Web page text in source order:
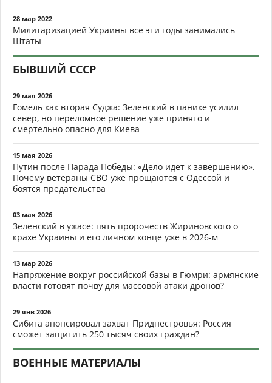
28 мар 2022
Милитаризацией Украины все эти годы занимались
Штаты
БЫВШИЙ СССР
29 мая 2026
Гомель как вторая Суджа: Зеленский в панике усилил
север, но переломное решение уже принято и
смертельно опасно для Киева
15 мая 2026
Путин после Парада Победы: «Дело идёт к завершению».
Почему ветераны СВО уже прощаются с Одессой и
боятся предательства
03 мая 2026
Зеленский в ужасе: пять пророчеств Жириновского о
крахе Украины и его личном конце уже в 2026-м
13 мар 2026
Напряжение вокруг российской базы в Гюмри: армянские
власти готовят почву для массовой атаки дронов?
29 янв 2026
Сибига анонсировал захват Приднестровья: Россия
сможет защитить 250 тысяч своих граждан?
ВОЕННЫЕ МАТЕРИАЛЫ